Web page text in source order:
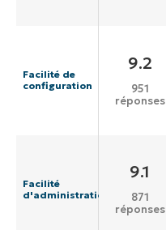
Facilité de
configuration
9.2
951
réponses
Facilité
d'administration
9.1
871
réponses